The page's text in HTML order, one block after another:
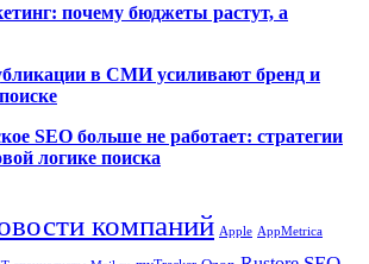
почему бюджеты растут, а
в СМИ усиливают бренд и
SEO больше не работает: стратегии
логике поиска
компаний Apple AppMetrica